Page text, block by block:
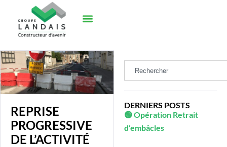
REPRISE
PROGRESSIVE
DE L’ACTIVITÉ
DERNIERS POSTS
🟢 Opération Retrait
d’embâcles